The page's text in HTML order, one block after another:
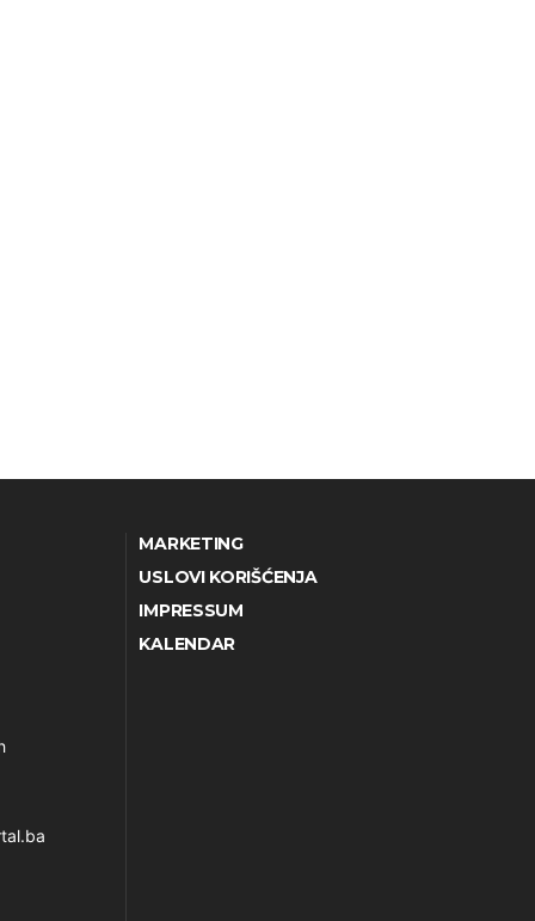
MARKETING
USLOVI KORIŠĆENJA
IMPRESSUM
KALENDAR